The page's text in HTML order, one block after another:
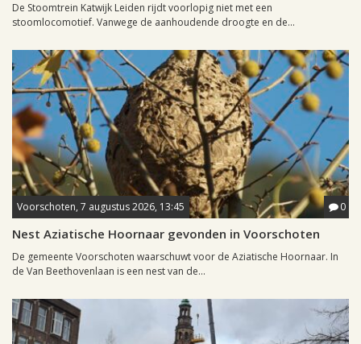
De Stoomtrein Katwijk Leiden rijdt voorlopig niet met een
stoomlocomotief. Vanwege de aanhoudende droogte en de...
Voorschoten, 7 augustus 2026, 13:45 0
Nest Aziatische Hoornaar gevonden in Voorschoten
De gemeente Voorschoten waarschuwt voor de Aziatische Hoornaar. In
de Van Beethovenlaan is een nest van de...